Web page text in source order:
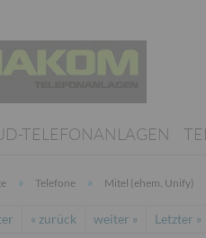
TELEFONANLAGEN
» Telefone » Mitel (ehem. Unify)
« zurück weiter » Letzter »